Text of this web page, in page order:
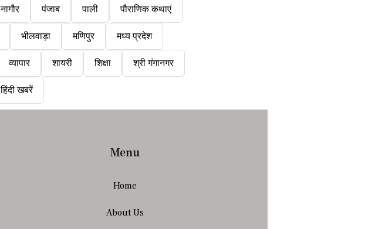
नागौर पंजाब पाली पौराणिक कथाएं
भीलवाड़ा मणिपुर मध्य प्रदेश
व्यापार शायरी शिक्षा श्री गंगानगर
हिंदी खबरें
Menu
Home
About Us